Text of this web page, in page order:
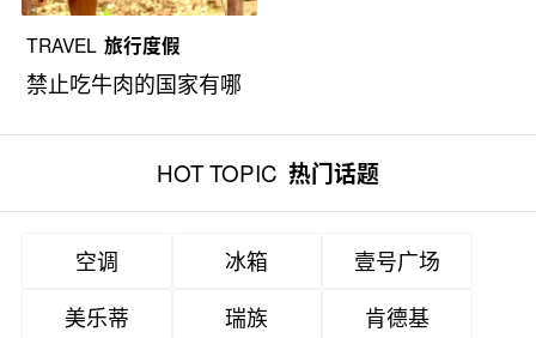
TRAVEL 旅行度假
禁止吃牛肉的国家有哪
HOT TOPIC 热门话题
空调 冰箱
壹号广场
美乐蒂
瑞族
肯德基